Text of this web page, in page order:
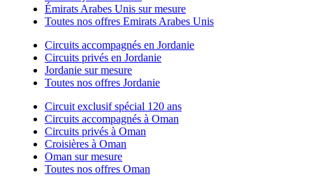
Émirats Arabes Unis sur mesure
Toutes nos offres Emirats Arabes Unis
Circuits accompagnés en Jordanie
Circuits privés en Jordanie
Jordanie sur mesure
Toutes nos offres Jordanie
Circuit exclusif spécial 120 ans
Circuits accompagnés à Oman
Circuits privés à Oman
Croisières à Oman
Oman sur mesure
Toutes nos offres Oman